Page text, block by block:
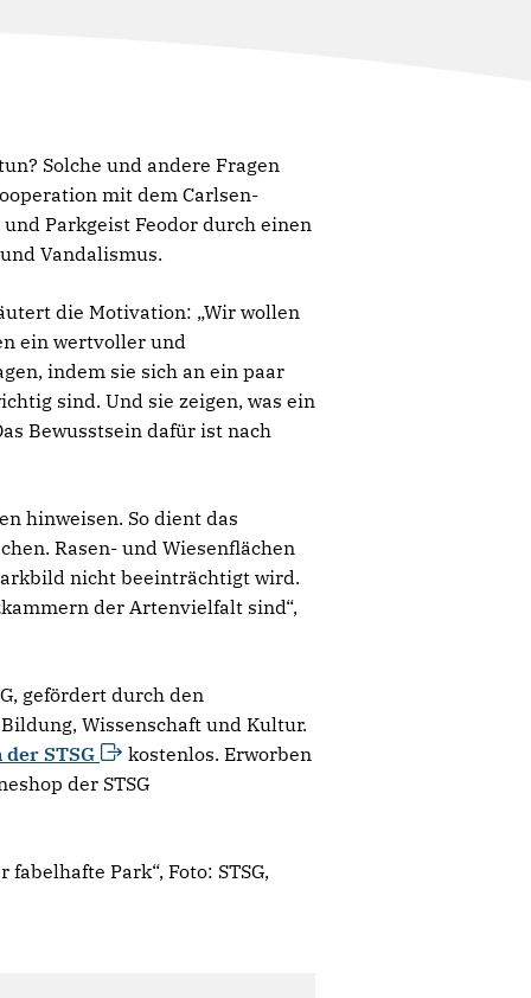
Solche und andere Fragen
mit dem Carlsen-
Parkgeist Feodor durch einen
Vandalismus.
die Motivation: „Wir wollen
ein wertvoller und
indem sie sich an ein paar
sind. Und sie zeigen, was ein
Bewusstsein dafür ist nach
hinweisen. So dient das
Rasen- und Wiesenflächen
nicht beeinträchtigt wird.
der Artenvielfalt sind“,
gefördert durch den
Wissenschaft und Kultur.
derSTSG
kostenlos. Erworben
der STSG
Park“, Foto: STSG,